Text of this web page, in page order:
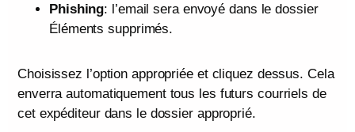
Phishing: l’email sera envoyé dans le dossier
Éléments supprimés.
Choisissez l’option appropriée et cliquez dessus. Cela
enverra automatiquement tous les futurs courriels de
cet expéditeur dans le dossier approprié.